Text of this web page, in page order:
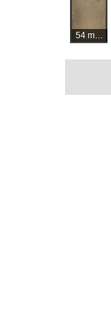
54 médias